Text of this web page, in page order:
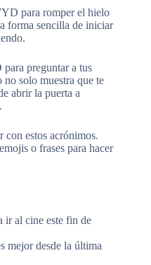
para romper el hielo
forma sencilla de iniciar
preguntar a tus
no solo muestra que te
abrir la puerta a
con estos acrónimos.
o frases para hacer
ir al cine este fin de
mejor desde la última